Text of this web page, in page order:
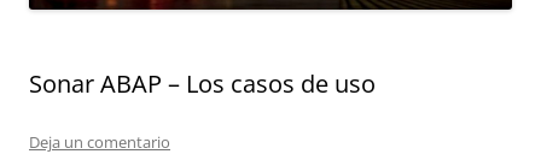
Sonar ABAP – Los casos de uso
Deja un comentario